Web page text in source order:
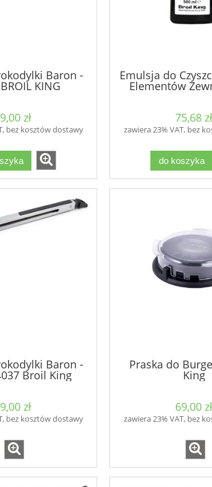
Baron -
KING
zł
bez kosztów dostawy
Emulsja do
Elementów
75,68 zł
zawiera 23% VAT, bez
do koszyka
Baron -
Broil King
zł
bez kosztów dostawy
Praska do
King
69,00 zł
zawiera 23% VAT, bez